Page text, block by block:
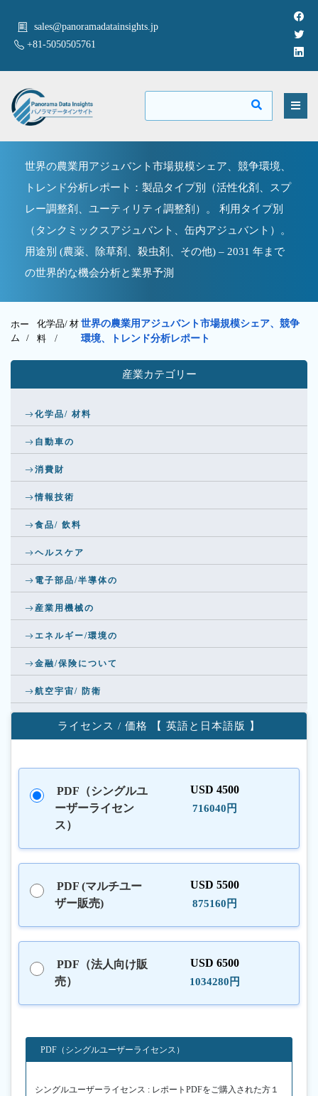
sales@panoramadatainsights.jp
+81-5050505761
世界の農業用アジュバント市場規模シェア、競争環境、
トレンド分析レポート：製品タイプ別（活性化剤、スプ
レー調整剤、ユーティリティ調整剤）。 利用タイプ別
（タンクミックスアジュバント、缶内アジュバント）。
用途別 (農薬、除草剤、殺虫剤、その他) – 2031 年まで
の世界的な機会分析と業界予測
ホー
ム /
化学品/ 材
料 /
世界の農業用アジュバント市場規模シェア、競争
環境、トレンド分析レポート
産業カテゴリー
化学品/ 材料
自動車の
消費財
情報技術
食品/ 飲料
ヘルスケア
電子部品/半導体の
産業用機械の
エネルギー/環境の
金融/保険について
航空宇宙/ 防衛
ライセンス / 価格 【 英語と日本語版 】
PDF（シングルユ
ーザーライセン
ス）
USD 4500
716040円
PDF (マルチユー
ザー販売)
USD 5500
875160円
PDF（法人向け販
売）
USD 6500
1034280円
PDF（シングルユーザーライセンス）
シングルユーザーライセンス : レポートPDFをご購入された方１